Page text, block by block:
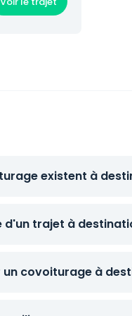
existent à
d'un trajet à
covoiturage à